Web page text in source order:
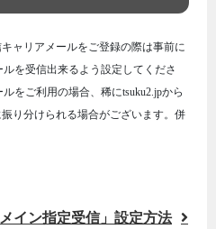
ャリアメールをご登録の際は事前に
ルを受信出来るよう設定してくださ
をご利用の場合、稀にtsuku2.jpから
り分けられる場合がございます。併
イン指定受信」設定方法